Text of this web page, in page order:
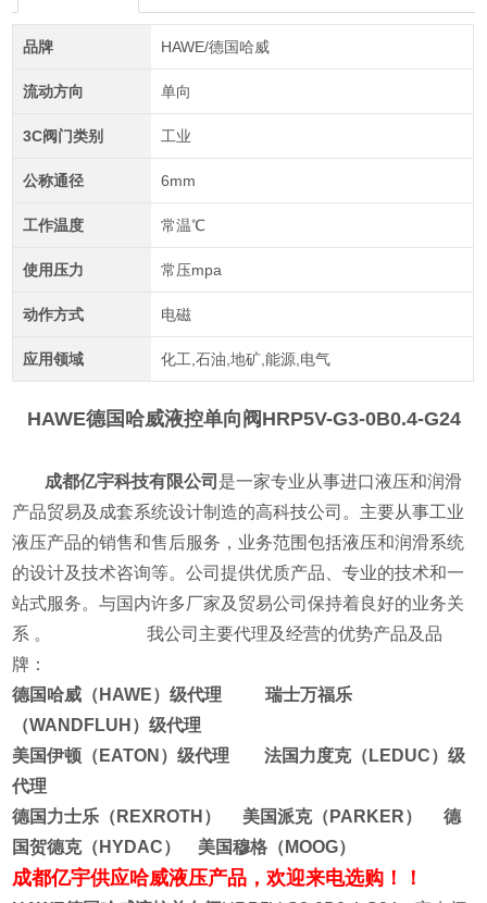
品牌 HAWE/德国哈威
流动方向 单向
3C阀门类别 工业
公称通径 6mm
工作温度 常温℃
使用压力 常压mpa
动作方式 电磁
应用领域 化工,石油,地矿,能源,电气
HAWE德国哈威液控单向阀 HRP5V-G3-0B0.4-G24
成都亿宇科技有限公司 是一家专业从事进口液压和润滑
产品贸易及成套系统设计制造的高科技公司。主要从事工业
液压产品的销售和售后服务，业务范围包括液压和润滑系统
的设计及技术咨询等。公司提供优质产品、专业的技术和一
站式服务。与国内许多厂家及贸易公司保持着良好的业务关
系 。我公司主要代理及经营的优势产品及品
牌：
德国哈威（HAWE）级代理 瑞士万福乐
（WANDFLUH）级代理
美国伊顿（EATON）级代理 法国力度克（LEDUC）级
代理
德国力士乐（REXROTH） 美国派克（PARKER） 德
国贺德克（HYDAC） 美国穆格（MOOG）
成都亿宇供应哈威液压产品，欢迎来电选购！！